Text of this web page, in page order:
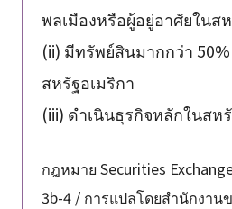
พลเมืองหรือผู้อยู่อาศัยในส
(ii) มีทรัพย์สินมากกว่า
สหรัฐอเมริกา
(iii) ดำเนินธุรกิจหลักในสห
กฎหมาย Securities
3b-4 / การแปลโดยสำนักงาน